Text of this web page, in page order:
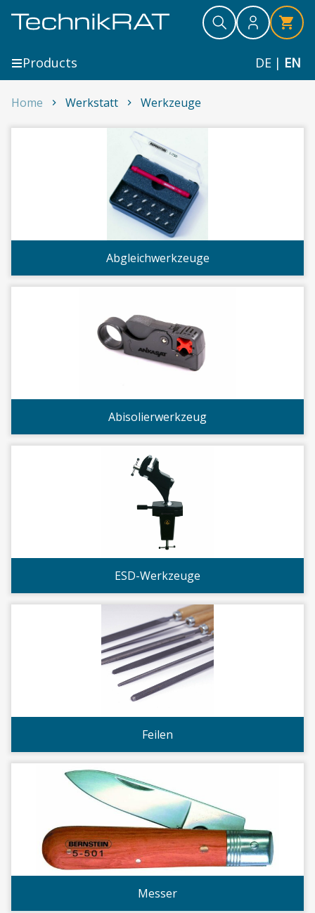
Search
Search
Search
DE | EN
Products
Home Werkstatt Werkzeuge
Abgleichwerkzeuge
Abisolierwerkzeug
ESD-Werkzeuge
Feilen
Messer